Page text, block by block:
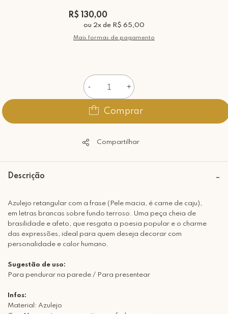
R$ 130,00
ou 2x de R$ 65,00
Mais formas de pagamento
- +
Comprar
Compartilhar
Descrição
Azulejo retangular com a frase (Pele macia, é carne de caju),
em letras brancas sobre fundo terroso. Uma peça cheia de
brasilidade e afeto, que resgata a poesia popular e o charme
das expressões, ideal para quem deseja decorar com
personalidade e calor humano.
Sugestão de uso:
Para pendurar na parede / Para presentear
Infos:
Material: Azulejo